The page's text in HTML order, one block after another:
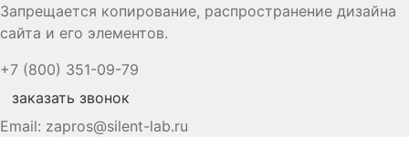
Запрещается копирование, распространение дизайна
сайта и его элементов.
+7 (800) 351-09-79
заказать звонок
Email: zapros@silent-lab.ru